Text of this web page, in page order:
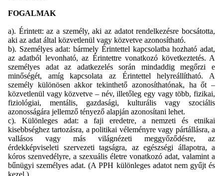
FOGALMAK
a). Érintett: az a személy, aki az adatot rendelkezésre bocsátotta,
aki az adat által közvetlenül vagy közvetve azonosítható.
b). Személyes adat: bármely Érintettel kapcsolatba hozható adat,
az adatból levonható, az Érintettre vonatkozó következtetés. A
személyes adat az adatkezelés során mindaddig megőrzi e
minőségét, amíg kapcsolata az Érintettel helyreállítható. A
személy különösen akkor tekinthető azonosíthatónak, ha őt –
közvetlenül vagy közvetve – név, illetőleg egy vagy több, fizikai,
fiziológiai, mentális, gazdasági, kulturális vagy szociális
azonosságára jellemző tényező alapján azonosítani lehet.
c). Különleges adat: a faji eredetre, a nemzeti és etnikai
kisebbséghez tartozásra, a politikai véleményre vagy pártállásra, a
vallásos vagy más világnézeti meggyőződésre, az
érdekképviseleti szervezeti tagságra, az egészségi állapotra, a
kóros szenvedélyre, a szexuális életre vonatkozó adat, valamint a
bűnügyi személyes adat. (A PPH különleges adatot nem gyűjt és
kezel.)